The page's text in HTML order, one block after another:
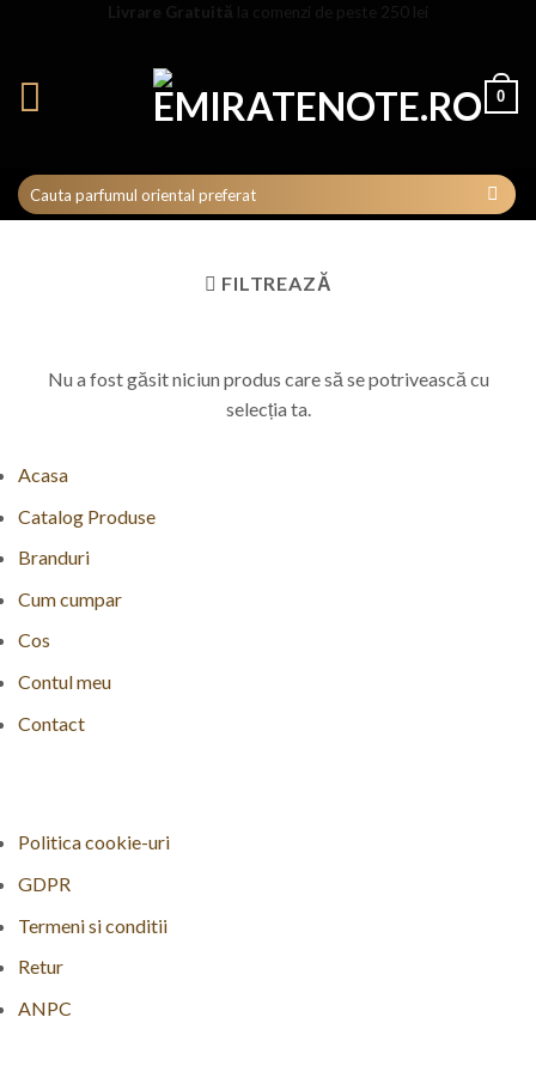
0
FILTREAZĂ
Nu a fost găsit niciun produs care să se potrivească cu
selecția ta.
Acasa
Catalog Produse
Branduri
Cum cumpar
Cos
Contul meu
Contact
Politica cookie-uri
GDPR
Termeni si conditii
Retur
ANPC